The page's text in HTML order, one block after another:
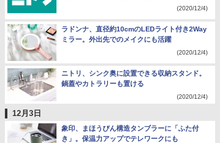
(2020/12/4)
ラドンナ、直径約10cmのLEDライト付き2Way
ミラー。外出先でのメイクにも活躍
(2020/12/4)
ニトリ、シンク奥に設置できる収納スタンド。
鍋蓋やカトラリーも置ける
(2020/12/4)
12月3日
象印、まほうびん構造タンブラーに「ふた付
き」。保温力アップでテレワークにも